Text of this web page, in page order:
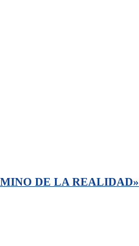
DE LA REALIDAD»